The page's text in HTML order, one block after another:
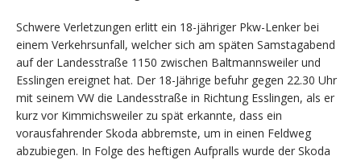
Schwere Verletzungen erlitt ein 18-jähriger Pkw-Lenker bei
einem Verkehrsunfall, welcher sich am späten Samstagabend
auf der Landesstraße 1150 zwischen Baltmannsweiler und
Esslingen ereignet hat. Der 18-Jährige befuhr gegen 22.30 Uhr
mit seinem VW die Landesstraße in Richtung Esslingen, als er
kurz vor Kimmichsweiler zu spät erkannte, dass ein
vorausfahrender Skoda abbremste, um in einen Feldweg
abzubiegen. In Folge des heftigen Aufpralls wurde der Skoda